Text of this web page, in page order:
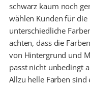
schwarz kaum noch
wählen Kunden für die
unterschiedliche
achten, dass die
von Hintergrund und
passt nicht unbedingt
Allzu helle Farben